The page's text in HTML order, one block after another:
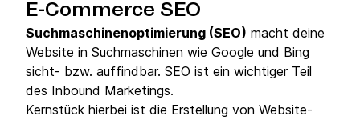
E-Commerce SEO
Suchmaschinenoptimierung (SEO) macht deine
Website in Suchmaschinen wie Google und Bing
sicht- bzw. auffindbar. SEO ist ein wichtiger Teil
des Inbound Marketings.
Kernstück hierbei ist die Erstellung von Website-